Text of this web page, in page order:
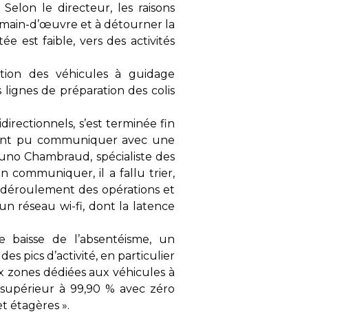
Selon le directeur, les raisons
d’œuvre et à détourner la
est faible, vers des activités
des véhicules à guidage
de préparation des colis
s’est terminée fin
pu communiquer avec une
Chambraud, spécialiste des
communiquer, il a fallu trier,
des opérations et
réseau wi-fi, dont la latence
baisse de l’absentéisme, un
pics d’activité, en particulier
dédiées aux véhicules à
à 99,90 % avec zéro
étagères ».